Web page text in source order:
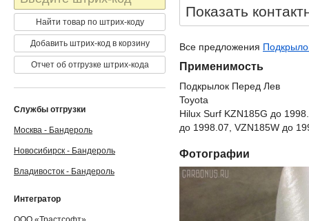
Показать
Все предложения
Применимость
Подкрылок Перед Лев
Toyota
Hilux Surf KZN185G до
до 1998.07, VZN185W до
Фотографии
код
Найти товар по штрих-коду
Добавить штрих-код в корзину
Отчет об отгрузке штрих-кода
Службы отгрузки
Москва - Бандероль
Новосибирск - Бандероль
Владивосток - Бандероль
Интегратор